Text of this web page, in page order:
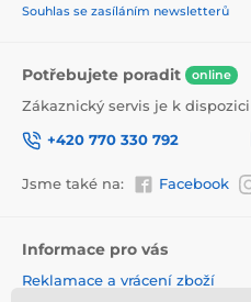
Souhlas se zasíláním newsletterů
Potřebujete poradit online
Zákaznický servis je k dispozici
+420 770 330 792
Jsme také na: Facebook
Informace pro vás
Reklamace a vrácení zboží